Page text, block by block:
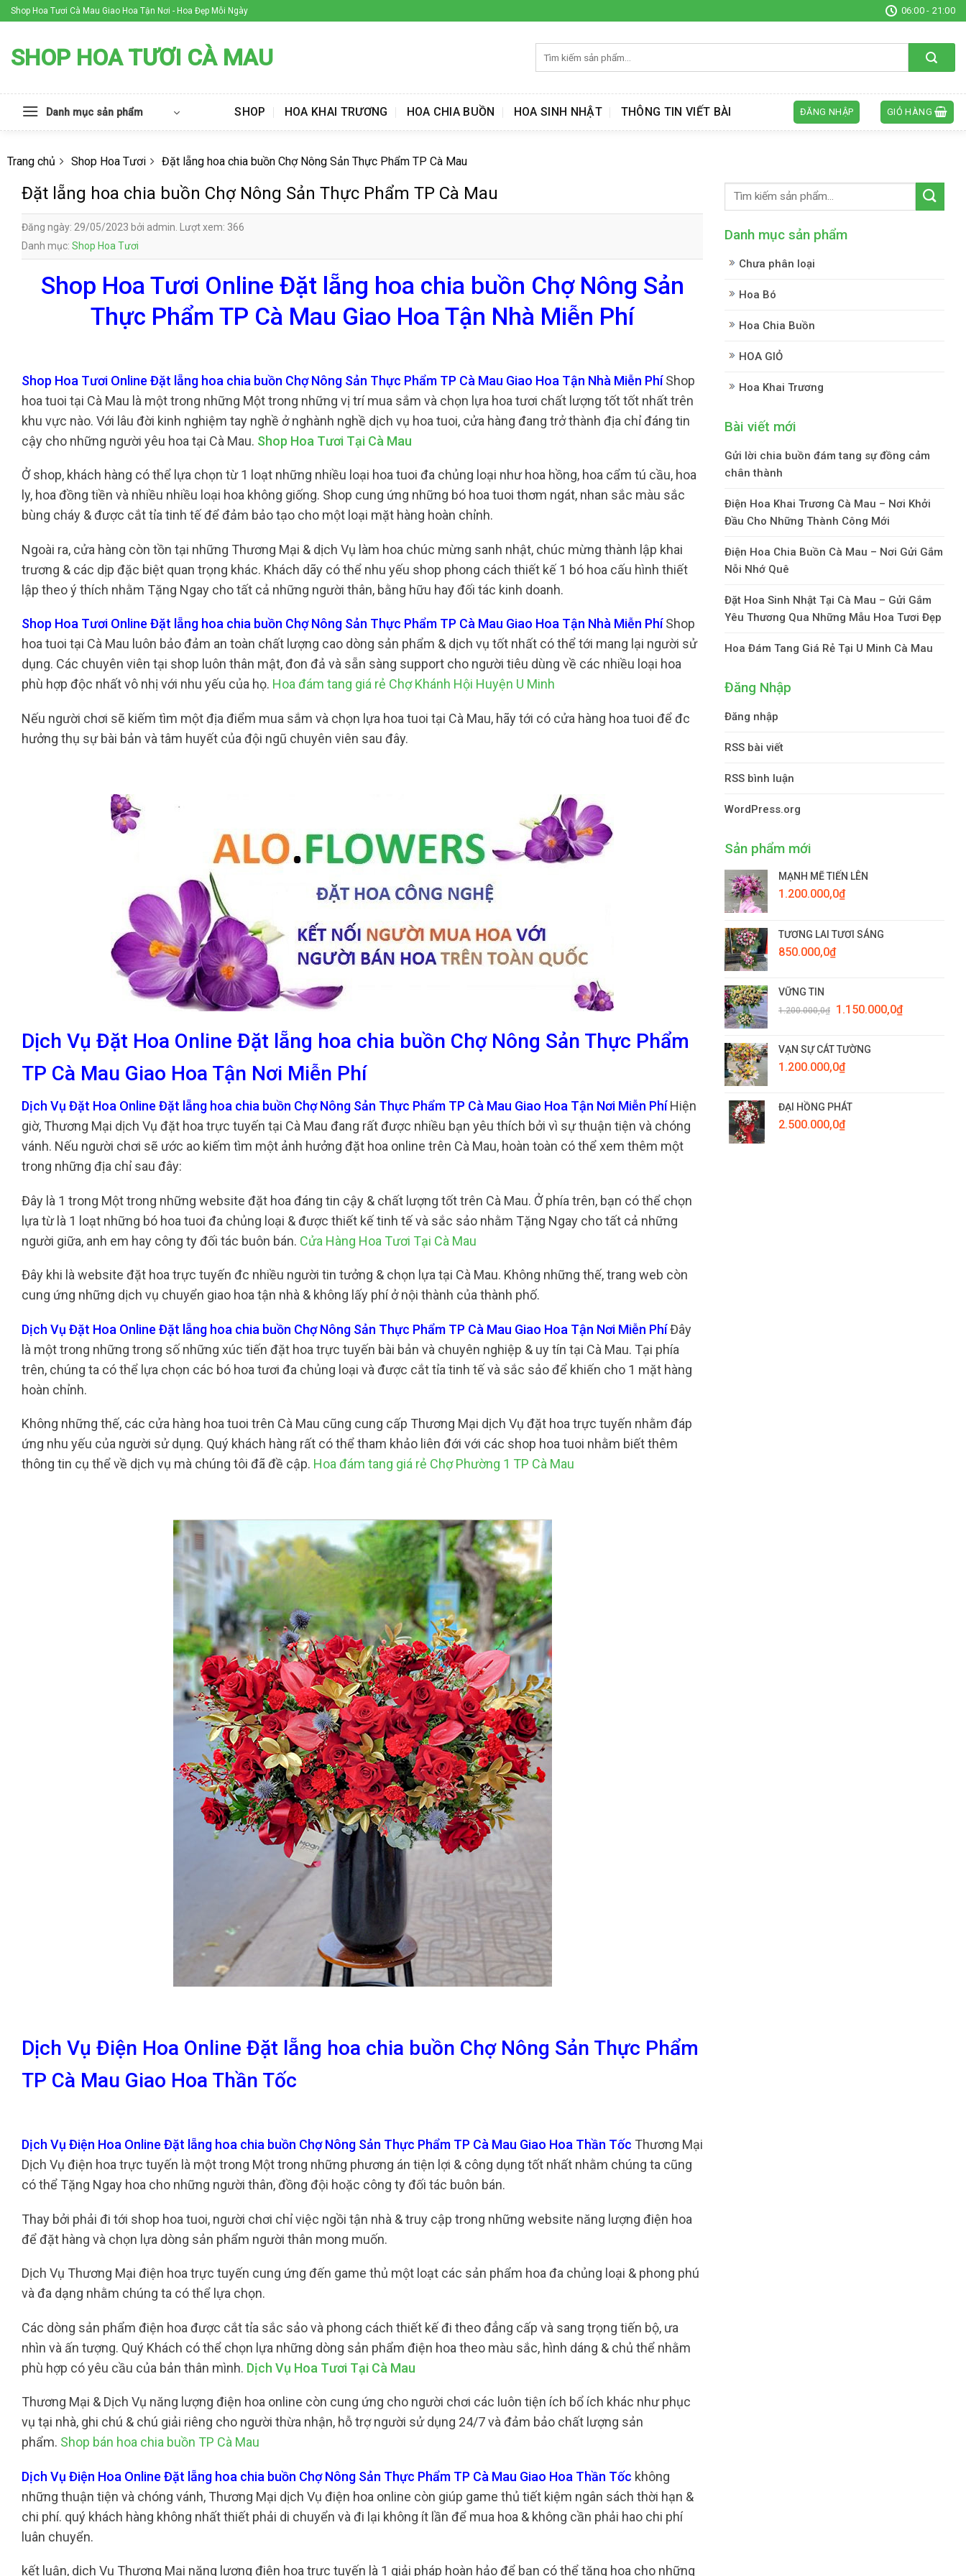
Skip
to
Shop Hoa Tươi Cà Mau Giao Hoa Tận Nơi - Hoa Đẹp Mỗi Ngày 06:00 - 21:00
SHOP HOA TƯƠI CÀ MAU
kiếm:
Danh mục sản phẩm SHOP HOA KHAI TRƯƠNG HOA CHIA BUỒN HOA SINH NHẬT THÔNG TIN VIẾT BÀI ĐĂNG NHẬP GIỎ HÀNG
Trang chủ Shop Hoa Tươi Đặt lẵng hoa chia buồn Chợ Nông Sản Thực Phẩm TP Cà Mau
Đặt lẵng hoa chia buồn Chợ Nông Sản Thực Phẩm TP Cà Mau
Đăng ngày: 29/05/2023 bởi admin. Lượt xem: 366
Danh mục: Shop Hoa Tươi
Shop Hoa Tươi Online Đặt lẵng hoa chia buồn Chợ Nông Sản
Thực Phẩm TP Cà Mau Giao Hoa Tận Nhà Miễn Phí
Shop Hoa Tươi Online Đặt lẵng hoa chia buồn Chợ Nông Sản Thực Phẩm TP Cà Mau Giao Hoa Tận Nhà Miễn PhíShop
hoa tuoi tại Cà Mau là một trong những Một trong những vị trí mua sắm và chọn lựa hoa tươi chất lượng tốt tốt nhất trên
khu vực nào. Với lâu đời kinh nghiệm tay nghề ở nghành nghề dịch vụ hoa tuoi, cửa hàng đang trở thành địa chỉ đáng tin
cậy cho những người yêu hoa tại Cà Mau. Shop Hoa Tươi Tại Cà Mau
Ở shop, khách hàng có thể lựa chọn từ 1 loạt những nhiều loại hoa tuoi đa chủng loại như hoa hồng, hoa cẩm tú cầu, hoa
ly, hoa đồng tiền và nhiều nhiều loại hoa không giống. Shop cung ứng những bó hoa tuoi thơm ngát, nhan sắc màu sắc
bùng cháy & được cắt tỉa tinh tế để đảm bảo tạo cho một loại mặt hàng hoàn chỉnh.
Ngoài ra, cửa hàng còn tồn tại những Thương Mại & dịch Vụ làm hoa chúc mừng sanh nhật, chúc mừng thành lập khai
trương & các dịp đặc biệt quan trọng khác. Khách dãy có thể nhu yếu shop phong cách thiết kế 1 bó hoa cấu hình thiết
lập theo ý thích nhằm Tặng Ngay cho tất cả những người thân, bằng hữu hay đối tác kinh doanh.
Shop Hoa Tươi Online Đặt lẵng hoa chia buồn Chợ Nông Sản Thực Phẩm TP Cà Mau Giao Hoa Tận Nhà Miễn PhíShop
hoa tuoi tại Cà Mau luôn bảo đảm an toàn chất lượng cao dòng sản phẩm & dịch vụ tốt nhất có thể tới mang lại người sử
dụng. Các chuyên viên tại shop luôn thân mật, đon đả và sẵn sàng support cho người tiêu dùng về các nhiều loại hoa
phù hợp độc nhất vô nhị với nhu yếu của họ. Hoa đám tang giá rẻ Chợ Khánh Hội Huyện U Minh
Nếu người chơi sẽ kiếm tìm một địa điểm mua sắm và chọn lựa hoa tuoi tại Cà Mau, hãy tới có cửa hàng hoa tuoi để đc
hưởng thụ sự bài bản và tâm huyết của đội ngũ chuyên viên sau đây.
Dịch Vụ Đặt Hoa Online Đặt lẵng hoa chia buồn Chợ Nông Sản Thực Phẩm
TP Cà Mau Giao Hoa Tận Nơi Miễn Phí
Dịch Vụ Đặt Hoa Online Đặt lẵng hoa chia buồn Chợ Nông Sản Thực Phẩm TP Cà Mau Giao Hoa Tận Nơi Miễn PhíHiện
giờ, Thương Mại dịch Vụ đặt hoa trực tuyến tại Cà Mau đang rất được nhiều bạn yêu thích bởi vì sự thuận tiện và chóng
vánh. Nếu người chơi sẽ ước ao kiếm tìm một ảnh hưởng đặt hoa online trên Cà Mau, hoàn toàn có thể xem thêm một
trong những địa chỉ sau đây:
Đây là 1 trong Một trong những website đặt hoa đáng tin cậy & chất lượng tốt trên Cà Mau. Ở phía trên, bạn có thể chọn
lựa từ là 1 loạt những bó hoa tuoi đa chủng loại & được thiết kế tinh tế và sắc sảo nhằm Tặng Ngay cho tất cả những
người giữa, anh em hay công ty đối tác buôn bán. Cửa Hàng Hoa Tươi Tại Cà Mau
Đây khi là website đặt hoa trực tuyến đc nhiều người tin tưởng & chọn lựa tại Cà Mau. Không những thế, trang web còn
cung ứng những dịch vụ chuyển giao hoa tận nhà & không lấy phí ở nội thành của thành phố.
Dịch Vụ Đặt Hoa Online Đặt lẵng hoa chia buồn Chợ Nông Sản Thực Phẩm TP Cà Mau Giao Hoa Tận Nơi Miễn PhíĐây
là một trong những trong số những xúc tiến đặt hoa trực tuyến bài bản và chuyên nghiệp & uy tín tại Cà Mau. Tại phía
trên, chúng ta có thể lựa chọn các bó hoa tươi đa chủng loại và được cắt tỉa tinh tế và sắc sảo để khiến cho 1 mặt hàng
hoàn chỉnh.
Không những thế, các cửa hàng hoa tuoi trên Cà Mau cũng cung cấp Thương Mại dịch Vụ đặt hoa trực tuyến nhằm đáp
ứng nhu yếu của người sử dụng. Quý khách hàng rất có thể tham khảo liên đới với các shop hoa tuoi nhằm biết thêm
thông tin cụ thể về dịch vụ mà chúng tôi đã đề cập. Hoa đám tang giá rẻ Chợ Phường 1 TP Cà Mau
Dịch Vụ Điện Hoa Online Đặt lẵng hoa chia buồn Chợ Nông Sản Thực Phẩm
TP Cà Mau Giao Hoa Thần Tốc
Dịch Vụ Điện Hoa Online Đặt lẵng hoa chia buồn Chợ Nông Sản Thực Phẩm TP Cà Mau Giao Hoa Thần Tốc Thương Mại
Dịch Vụ điện hoa trực tuyến là một trong Một trong những phương án tiện lợi & công dụng tốt nhất nhằm chúng ta cũng
có thể Tặng Ngay hoa cho những người thân, đồng đội hoặc công ty đối tác buôn bán.
Thay bởi phải đi tới shop hoa tuoi, người chơi chỉ việc ngồi tận nhà & truy cập trong những website năng lượng điện hoa
để đặt hàng và chọn lựa dòng sản phẩm người thân mong muốn.
Dịch Vụ Thương Mại điện hoa trực tuyến cung ứng đến game thủ một loạt các sản phẩm hoa đa chủng loại & phong phú
và đa dạng nhằm chúng ta có thể lựa chọn.
Các dòng sản phẩm điện hoa được cắt tỉa sắc sảo và phong cách thiết kế đi theo đẳng cấp và sang trọng tiến bộ, ưa
nhìn và ấn tượng. Quý Khách có thể chọn lựa những dòng sản phẩm điện hoa theo màu sắc, hình dáng & chủ thể nhằm
phù hợp có yêu cầu của bản thân mình. Dịch Vụ Hoa Tươi Tại Cà Mau
Thương Mại & Dịch Vụ năng lượng điện hoa online còn cung ứng cho người chơi các luôn tiện ích bổ ích khác như phục
vụ tại nhà, ghi chú & chú giải riêng cho người thừa nhận, hỗ trợ người sử dụng 24/7 và đảm bảo chất lượng sản
phẩm. Shop bán hoa chia buồn TP Cà Mau
Dịch Vụ Điện Hoa Online Đặt lẵng hoa chia buồn Chợ Nông Sản Thực Phẩm TP Cà Mau Giao Hoa Thần Tốc không
những thuận tiện và chóng vánh, Thương Mại dịch Vụ điện hoa online còn giúp game thủ tiết kiệm ngân sách thời hạn &
chi phí. quý khách hàng không nhất thiết phải di chuyển và đi lại không ít lần để mua hoa & không cần phải hao chi phí
luân chuyển.
kết luận, dịch Vụ Thương Mại năng lượng điện hoa trực tuyến là 1 giải pháp hoàn hảo để bạn có thể tặng hoa cho những
Danh mục sản phẩm
Chưa phân loại
Hoa Bó
Hoa Chia Buồn
HOA GIỎ
Hoa Khai Trương
Bài viết mới
Gửi lời chia buồn đám tang sự đồng cảm
chân thành
Điện Hoa Khai Trương Cà Mau – Nơi Khởi
Đầu Cho Những Thành Công Mới
Điện Hoa Chia Buồn Cà Mau – Nơi Gửi Gắm
Nỗi Nhớ Quê
Đặt Hoa Sinh Nhật Tại Cà Mau – Gửi Gắm
Yêu Thương Qua Những Mẫu Hoa Tươi Đẹp
Hoa Đám Tang Giá Rẻ Tại U Minh Cà Mau
Đăng Nhập
Đăng nhập
RSS bài viết
RSS bình luận
WordPress.org
Sản phẩm mới
MẠNH MẼ TIẾN LÊN
1.200.000,0₫
TƯƠNG LAI TƯƠI SÁNG
850.000,0₫
VỮNG TIN
1.200.000,0₫
Giá
1.200.000,0₫.
1.150.000,0₫Giá
VẠN SỰ CÁT TƯỜNG
1.200.000,0₫
ĐẠI HỒNG PHÁT
2.500.000,0₫